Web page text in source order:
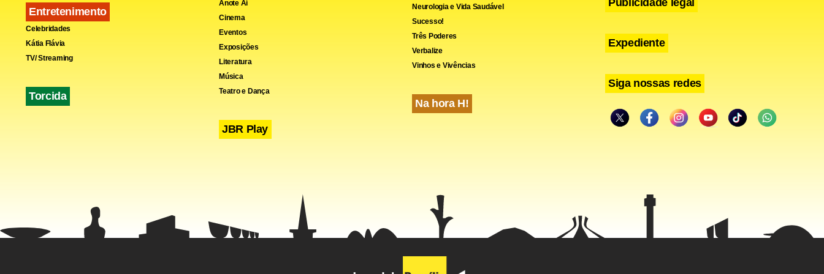
de pipoca (-4,1%) e alho (-1,5%).
Entretenimento
Celebridades
Kátia Flávia
TV/ Streaming
Torcida
Anote Aí
Cinema
Eventos
Exposições
Literatura
Música
Teatro e Dança
JBR Play
Neurologia e Vida Saudável
Sucesso!
Três Poderes
Verbalize
Vinhos e Vivências
Na hora H!
Expediente
Siga nossas redes